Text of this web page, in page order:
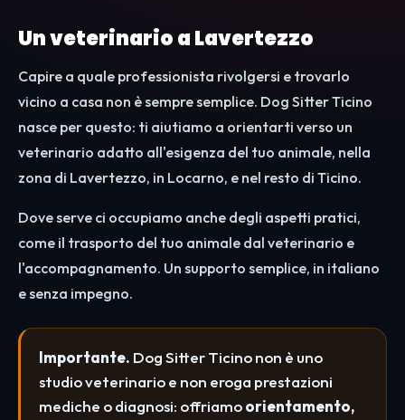
Un veterinario a Lavertezzo
Capire a quale professionista rivolgersi e trovarlo
vicino a casa non è sempre semplice. Dog Sitter Ticino
nasce per questo: ti aiutiamo a orientarti verso un
veterinario adatto all'esigenza del tuo animale, nella
zona di Lavertezzo, in Locarno, e nel resto di Ticino.
Dove serve ci occupiamo anche degli aspetti pratici,
come il trasporto del tuo animale dal veterinario e
l'accompagnamento. Un supporto semplice, in italiano
e senza impegno.
Importante. Dog Sitter Ticino non è uno
studio veterinario e non eroga prestazioni
mediche o diagnosi: offriamoorientamento,